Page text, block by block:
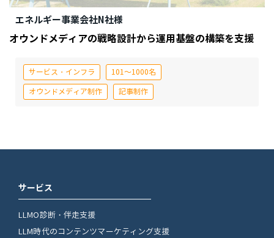
エネルギー事業会社N社様
オウンドメディアの戦略設計から運用基盤の構築を支援
サービス・インフラ 101～1000名
オウンドメディア制作 記事制作
サービス
LLMO診断・伴走支援
LLM時代のコンテンツマーケティング支援